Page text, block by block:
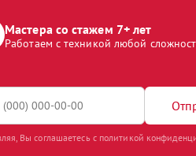
Мастера со стажем 7+ лет
Работаем с техникой любой
Вы соглашаетесь с политикой